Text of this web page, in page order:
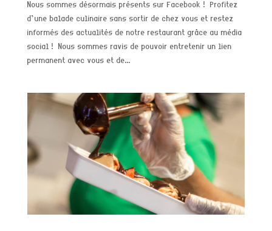
Nous sommes désormais présents sur Facebook ! Profitez
d’une balade culinaire sans sortir de chez vous et restez
informés des actualités de notre restaurant grâce au média
social ! Nous sommes ravis de pouvoir entretenir un lien
permanent avec vous et de...